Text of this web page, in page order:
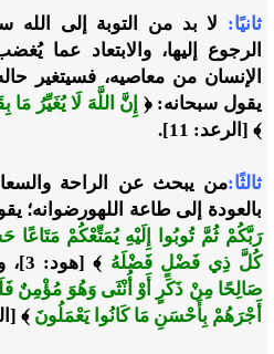
ثانيًا: لا بد من التوبة إلى الله
الرجوع إليها، والابتعاد عما
الإنسان من معاصيه، فسيتغير
يقول سبحانه: ﴿ إِنَّ اللَّهَ لَا يُغَيِّرُ
﴾ [الرعد: 11].
ثالثًا:من يبحث عن الراحة
بالعودة إلى طاعة اللهورضوانه؛
رَبَّكُمْ ثُمَّ تُوبُوا إِلَيْهِ يُمَتِّعْكُمْ
كُلَّ ذِي فَضْلٍ فَضْلَهُ ﴾ [هود: 3] ،
صَالِحًا مِنْ ذَكَرٍ أَوْ أُنْثَى وَهُوَ مُؤْمِنٌ
أَجْرَهُمْ بِأَحْسَنِ مَا كَانُوا يَعْمَلُونَ ﴾